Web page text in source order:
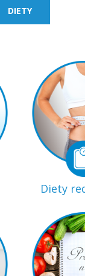
DIETY
Diety